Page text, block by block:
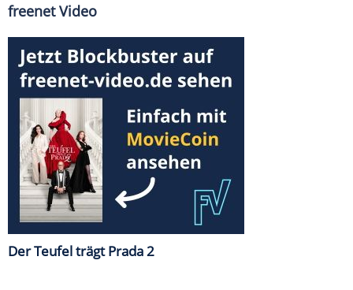
freenet Video
Der Teufel trägt Prada 2